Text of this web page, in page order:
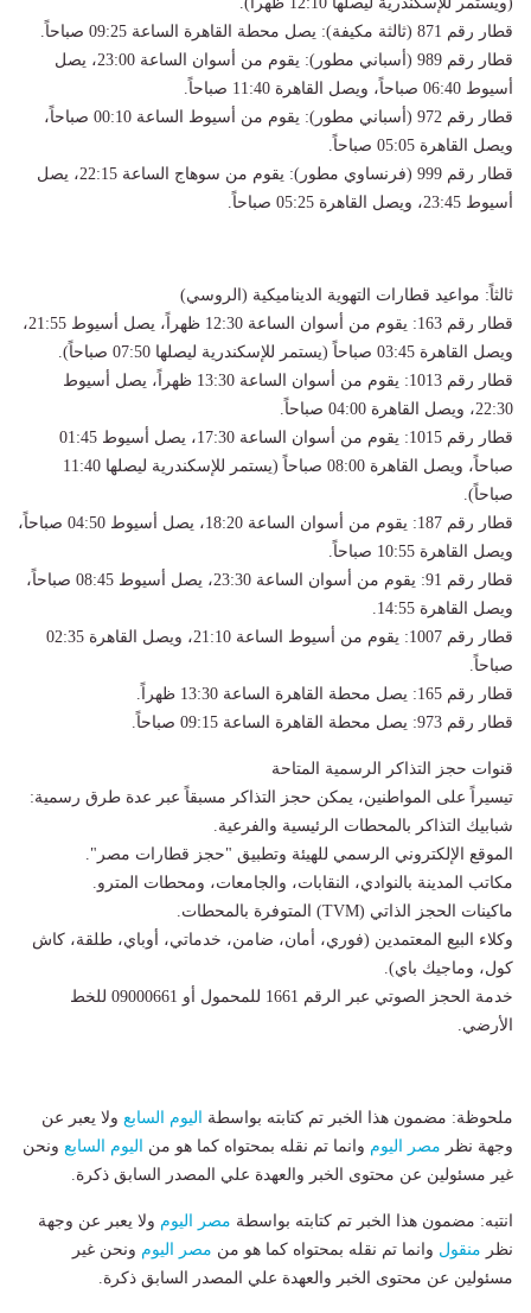
قطار رقم 871 (ثالثة مكيفة): يصل محطة القاهرة الساعة 09:25 صباحاً.
قطار رقم 989 (أسباني مطور): يقوم من أسوان الساعة 23:00، يصل
أسيوط 06:40 صباحاً، ويصل القاهرة 11:40 صباحاً.
قطار رقم 972 (أسباني مطور): يقوم من أسيوط الساعة 00:10 صباحاً،
ويصل القاهرة 05:05 صباحاً.
قطار رقم 999 (فرنساوي مطور): يقوم من سوهاج الساعة 22:15، يصل
أسيوط 23:45، ويصل القاهرة 05:25 صباحاً.
ثالثاً: مواعيد قطارات التهوية الديناميكية (الروسي)
قطار رقم 163: يقوم من أسوان الساعة 12:30 ظهراً، يصل أسيوط 21:55،
ويصل القاهرة 03:45 صباحاً (يستمر للإسكندرية ليصلها 07:50 صباحاً).
قطار رقم 1013: يقوم من أسوان الساعة 13:30 ظهراً، يصل أسيوط
22:30، ويصل القاهرة 04:00 صباحاً.
قطار رقم 1015: يقوم من أسوان الساعة 17:30، يصل أسيوط 01:45
صباحاً، ويصل القاهرة 08:00 صباحاً (يستمر للإسكندرية ليصلها 11:40
صباحاً).
قطار رقم 187: يقوم من أسوان الساعة 18:20، يصل أسيوط 04:50 صباحاً،
ويصل القاهرة 10:55 صباحاً.
قطار رقم 91: يقوم من أسوان الساعة 23:30، يصل أسيوط 08:45 صباحاً،
ويصل القاهرة 14:55.
قطار رقم 1007: يقوم من أسيوط الساعة 21:10، ويصل القاهرة 02:35
صباحاً.
قطار رقم 165: يصل محطة القاهرة الساعة 13:30 ظهراً.
قطار رقم 973: يصل محطة القاهرة الساعة 09:15 صباحاً.
قنوات حجز التذاكر الرسمية المتاحة
تيسيراً على المواطنين، يمكن حجز التذاكر مسبقاً عبر عدة طرق رسمية:
شبابيك التذاكر بالمحطات الرئيسية والفرعية.
الموقع الإلكتروني الرسمي للهيئة وتطبيق "حجز قطارات مصر".
مكاتب المدينة بالنوادي، النقابات، والجامعات، ومحطات المترو.
ماكينات الحجز الذاتي (TVM) المتوفرة بالمحطات.
وكلاء البيع المعتمدين (فوري، أمان، ضامن، خدماتي، أوباي، طلقة، كاش
كول، وماجيك باي).
خدمة الحجز الصوتي عبر الرقم 1661 للمحمول أو 09000661 للخط
الأرضي.
ملحوظة: مضمون هذا الخبر تم كتابته بواسطة اليوم السابع ولا يعبر عن
وجهة نظر مصر اليوم وانما تم نقله بمحتواه كما هو من اليوم السابع ونحن
غير مسئولين عن محتوى الخبر والعهدة علي المصدر السابق ذكرة.
انتبه: مضمون هذا الخبر تم كتابته بواسطة مصر اليوم ولا يعبر عن وجهة
نظر منقول وانما تم نقله بمحتواه كما هو من مصر اليوم ونحن غير
مسئولين عن محتوى الخبر والعهدة علي المصدر السابق ذكرة.